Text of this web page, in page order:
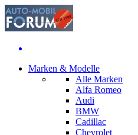
Marken & Modelle
Alle Marken
Alfa Romeo
Audi
BMW
Cadillac
Chevrolet